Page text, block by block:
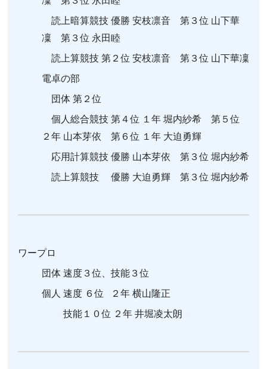
読上暗算競技 優勝 安枝凛音 第３位 山下華
凜 第３位 永田睦
読上算競技 第２位 安枝凛音 第３位 山下華凜
電卓の部
団体 第２位
個人総合競技 第４位 １年 堀内紗希 第５位
２年 山本芽依 第６位 １年 大迫勇輝
応用計算競技 優勝 山本芽依 第３位 堀内紗希
読上算競技 優勝 大迫勇輝 第３位 堀内紗希
ワープロ
団体 速度３位、技能３位
個人 速度 ６位 ２年 横山隆正
技能１０位 ２年 井堀凌太朗